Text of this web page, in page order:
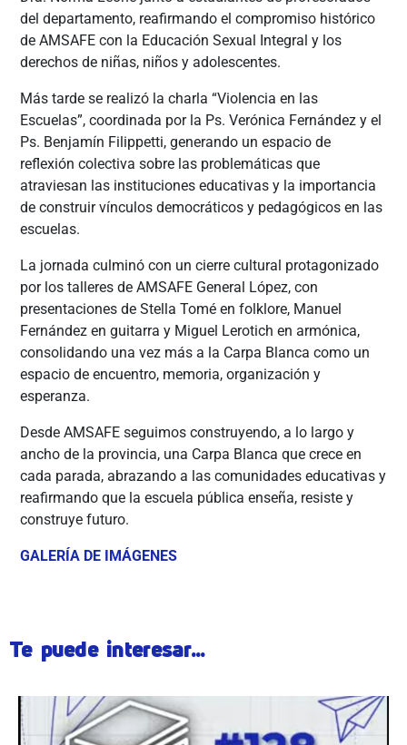
del departamento, reafirmando el compromiso histórico
de AMSAFE con la Educación Sexual Integral y los
derechos de niñas, niños y adolescentes.
Más tarde se realizó la charla “Violencia en las
Escuelas”, coordinada por la Ps. Verónica Fernández y el
Ps. Benjamín Filippetti, generando un espacio de
reflexión colectiva sobre las problemáticas que
atraviesan las instituciones educativas y la importancia
de construir vínculos democráticos y pedagógicos en las
escuelas.
La jornada culminó con un cierre cultural protagonizado
por los talleres de AMSAFE General López, con
presentaciones de Stella Tomé en folklore, Manuel
Fernández en guitarra y Miguel Lerotich en armónica,
consolidando una vez más a la Carpa Blanca como un
espacio de encuentro, memoria, organización y
esperanza.
Desde AMSAFE seguimos construyendo, a lo largo y
ancho de la provincia, una Carpa Blanca que crece en
cada parada, abrazando a las comunidades educativas y
reafirmando que la escuela pública enseña, resiste y
construye futuro.
GALERÍA DE IMÁGENES
Te puede interesar...